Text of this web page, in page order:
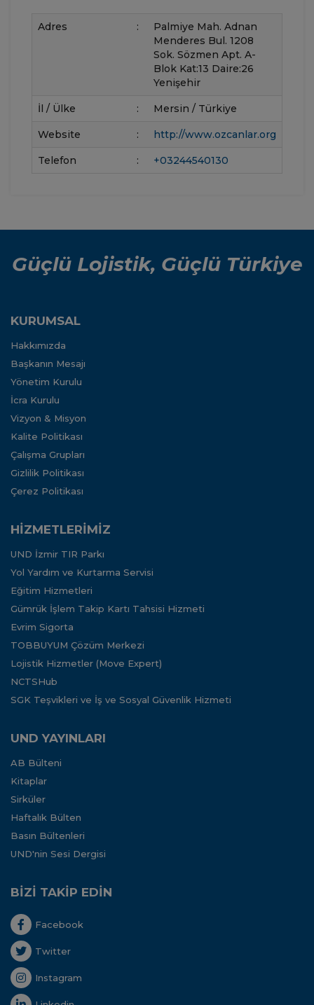
Adres :
Palmiye Mah. Adnan
Menderes Bul. 1208
Sok. Sözmen Apt. A-
Blok Kat:13 Daire:26
Yenişehir
İl / Ülke : Mersin / Türkiye
Website : http://www.ozcanlar.org
Telefon : +03244540130
Güçlü Lojistik, Güçlü Türkiye
KURUMSAL
Hakkımızda
Başkanın Mesajı
Yönetim Kurulu
İcra Kurulu
Vizyon & Misyon
Kalite Politikası
Çalışma Grupları
Gizlilik Politikası
Çerez Politikası
HİZMETLERİMİZ
UND İzmir TIR Parkı
Yol Yardım ve Kurtarma Servisi
Eğitim Hizmetleri
Gümrük İşlem Takip Kartı Tahsisi Hizmeti
Evrim Sigorta
TOBBUYUM Çözüm Merkezi
Lojistik Hizmetler (Move Expert)
NCTSHub
SGK Teşvikleri ve İş ve Sosyal Güvenlik Hizmeti
UND YAYINLARI
AB Bülteni
Kitaplar
Sirküler
Haftalık Bülten
Basın Bültenleri
UND'nin Sesi Dergisi
BİZİ TAKİP EDİN
Facebook
Twitter
Instagram